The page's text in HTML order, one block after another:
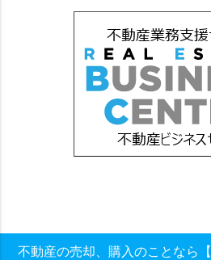
不動産の売却、購入のことなら